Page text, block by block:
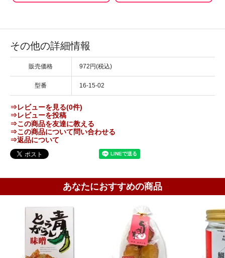
その他の詳細情報
販売価格 972円(税込)
型番 16-15-02
⇒レビューを見る(0件)
⇒レビューを投稿
⇒この商品を友達に教える
⇒この商品について問い合わせる
⇒返品について
あなたにおすすめの商品